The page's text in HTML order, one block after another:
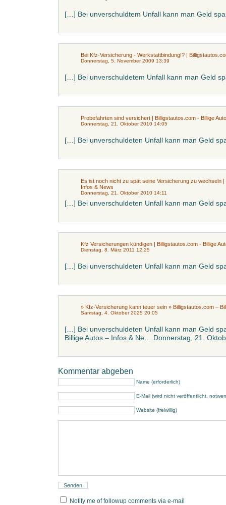
[…] Bei unverschuldtem Unfall kann man Geld
Bei Kfz-Versicherung - Werkstattbindung!? |
Donnerstag, 5. November 2009 13:39
[…] Bei unverschuldetem Unfall kann man Geld
Probefahrten sind versichert | Billigstautos.com - Billige
Donnerstag, 21. Oktober 2010 14:05
[…] Bei unverschuldeten Unfall kann man Geld
Es ist noch nicht zu spät seine Versicherung zu wechseln |
Infos & News
Donnerstag, 21. Oktober 2010 14:11
[…] Bei unverschuldeten Unfall kann man Geld
Kfz Versicherungen kündigen | Billigstautos.com - Billige
Dienstag, 8. März 2011 12:25
[…] Bei unverschuldeten Unfall kann man Geld
» Kfz-Versicherung kann teuer sein » Billigstautos.com –
Samstag, 4. Oktober 2025 20:05
[…] Bei unverschuldeten Unfall kann man Geld
Billige Autos – Infos & Ne… Donnerstag, 21.
Kommentar abgeben
Name (erforderlich)
E-Mail (wird nicht veröffentlicht,
Website (freiwillig)
Notify me of followup comments via e-mail